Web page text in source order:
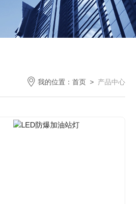
我的位置： 首页 > 产品中心